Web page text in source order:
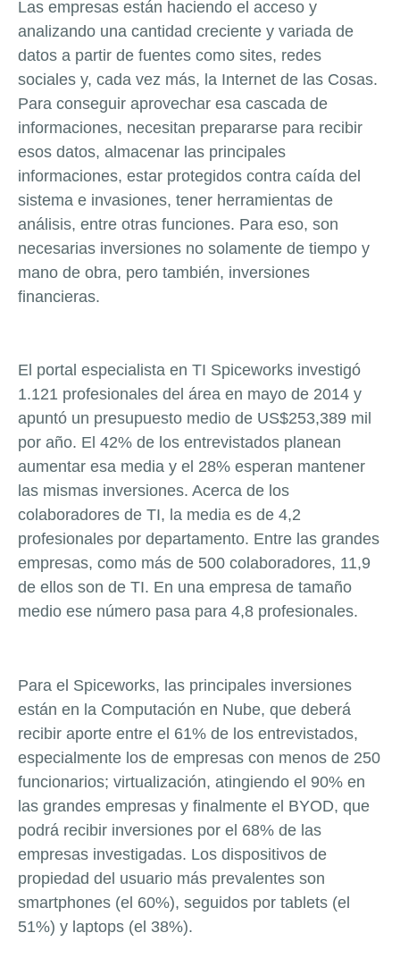
Las empresas están haciendo el acceso y
analizando una cantidad creciente y variada de
datos a partir de fuentes como sites, redes
sociales y, cada vez más, la Internet de las Cosas.
Para conseguir aprovechar esa cascada de
informaciones, necesitan prepararse para recibir
esos datos, almacenar las principales
informaciones, estar protegidos contra caída del
sistema e invasiones, tener herramientas de
análisis, entre otras funciones. Para eso, son
necesarias inversiones no solamente de tiempo y
mano de obra, pero también, inversiones
financieras.
El portal especialista en TI Spiceworks investigó
1.121 profesionales del área en mayo de 2014 y
apuntó un presupuesto medio de US$253,389 mil
por año. El 42% de los entrevistados planean
aumentar esa media y el 28% esperan mantener
las mismas inversiones. Acerca de los
colaboradores de TI, la media es de 4,2
profesionales por departamento. Entre las grandes
empresas, como más de 500 colaboradores, 11,9
de ellos son de TI. En una empresa de tamaño
medio ese número pasa para 4,8 profesionales.
Para el Spiceworks, las principales inversiones
están en la Computación en Nube, que deberá
recibir aporte entre el 61% de los entrevistados,
especialmente los de empresas con menos de 250
funcionarios; virtualización, atingiendo el 90% en
las grandes empresas y finalmente el BYOD, que
podrá recibir inversiones por el 68% de las
empresas investigadas. Los dispositivos de
propiedad del usuario más prevalentes son
smartphones (el 60%), seguidos por tablets (el
51%) y laptops (el 38%).